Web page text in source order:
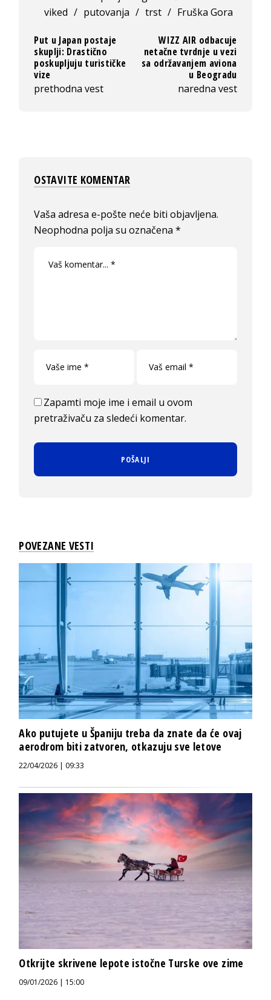
viked / putovanja / trst / Fruška Gora
Put u Japan postaje
skuplji: Drastično
poskupljuju turističke
vize
prethodna vest
WIZZ AIR odbacuje
netačne tvrdnje u vezi
sa održavanjem aviona
u Beogradu
naredna vest
OSTAVITE KOMENTAR
Vaša adresa e-pošte neće biti objavljena.
Neophodna polja su označena*
Zapamti moje ime i email u ovom
pretraživaču za sledeći komentar.
POVEZANE VESTI
Ako putujete u Španiju treba da znate da će ovaj
aerodrom biti zatvoren, otkazuju sve letove
22/04/2026 | 09:33
Otkrijte skrivene lepote istočne Turske ove zime
09/01/2026 | 15:00